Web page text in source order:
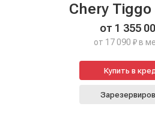
Chery Tiggo
от 1 355
от 17 090 ₽ в
Купить в